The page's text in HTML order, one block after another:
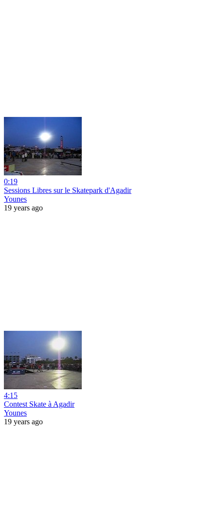
0:19
Sessions Libres sur le Skatepark d'Agadir
Younes
19 years ago
4:15
Contest Skate à Agadir
Younes
19 years ago